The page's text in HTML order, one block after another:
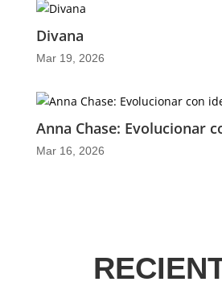
Divana
Mar 19, 2026
Anna Chase: Evolucionar
Mar 16, 2026